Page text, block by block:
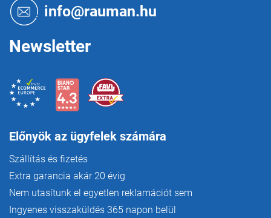
e
l
info@rauman.hu
Newsletter
Előnyök az ügyfelek számára
Szállítás és fizetés
Extra garancia akár 20 évig
Nem utasítunk el egyetlen reklamációt sem
Ingyenes visszaküldés 365 napon belül